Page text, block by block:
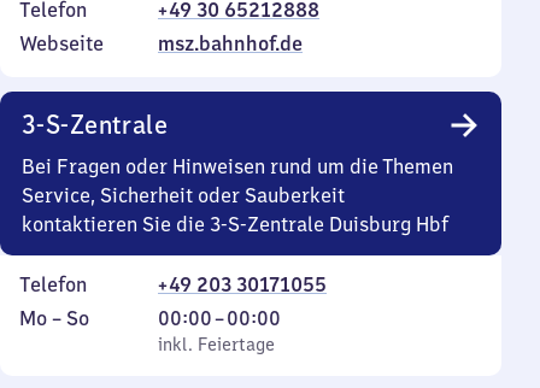
Telefon
+49 30 65212888
Webseite
msz.bahnhof.de
3-S-Zentrale
Bei Fragen oder Hinweisen rund um die Themen
Service, Sicherheit oder Sauberkeit
kontaktieren Sie die 3-S-Zentrale Duisburg Hbf
Telefon
+49 203 30171055
Montag
Mo – So,
inkl. Feiertage
00:00–00:00
Von
0
inkl. Feiertage